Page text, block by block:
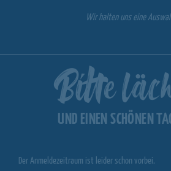
Wir halten uns eine
Bitte
UND EINEN SCHÖNEN
Der Anmeldezeitraum ist leider schon vorbei.